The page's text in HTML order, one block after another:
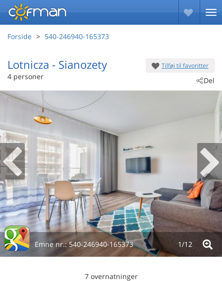
Forside 540-246940-165373
Tilføj til favoritter
Del
Lotnicza - Sianozety
4 personer
Emne nr.:540-246940-165373 1/12
7 overnatninger